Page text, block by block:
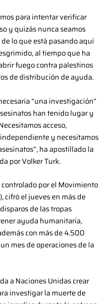
para intentar verificar
y quizás nunca seamos
lo que está pasando aquí
al tiempo que ha
fuego contra palestinos
de distribución de ayuda.
“una investigación”
han tenido lugar y
acceso,
y necesitamos
ha apostillado la
por Volker Turk.
por el Movimiento
cifró el jueves en más de
de las tropas
ayuda humanitaria,
con más de 4.500
mes de operaciones de la
a Naciones Unidas crear
investigar la muerte de